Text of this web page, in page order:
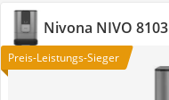
Nivona NIVO 8103
Preis-Leistungs-Sieger